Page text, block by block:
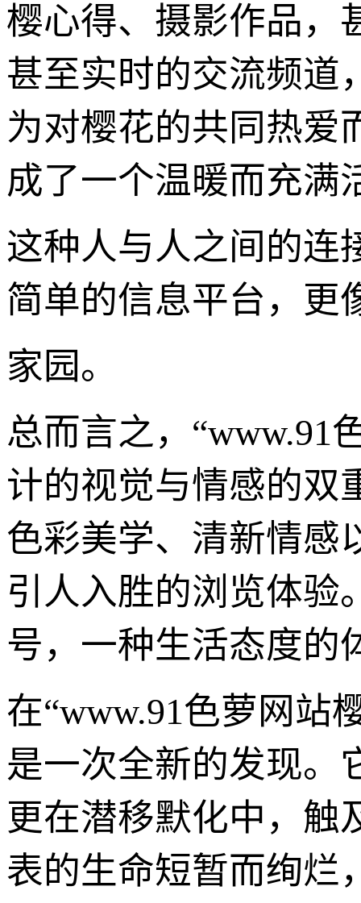
樱心得、摄影作品，
甚至实时的交流频道
为对樱花的共同热爱
成了一个温暖而充满
这种人与人之间的连
简单的信息平台，
家园。
总而言之，“www.91
计的视觉与情感的双
色彩美学、清新情感
引人入胜的浏览体验
号，一种生活态度的
在“www.91色萝网站
是一次全新的发现。
更在潜移默化中，触
表的生命短暂而绚烂